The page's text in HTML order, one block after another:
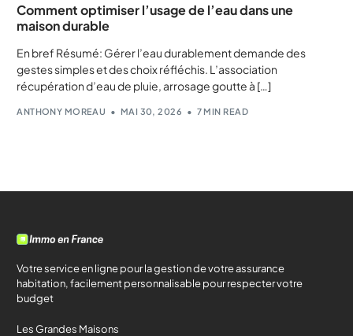
Comment optimiser l’usage de l’eau dans une
maison durable
En bref Résumé: Gérer l’eau durablement demande des
gestes simples et des choix réfléchis. L’association
récupération d’eau de pluie, arrosage goutte à […]
ANTHONY MOREAU MAI 30, 2026 7 MIN READ
Votre service en ligne pour la gestion de votre assurance
habitation, facilement personnalisable pour respecter votre
budget
Les Grandes Maisons